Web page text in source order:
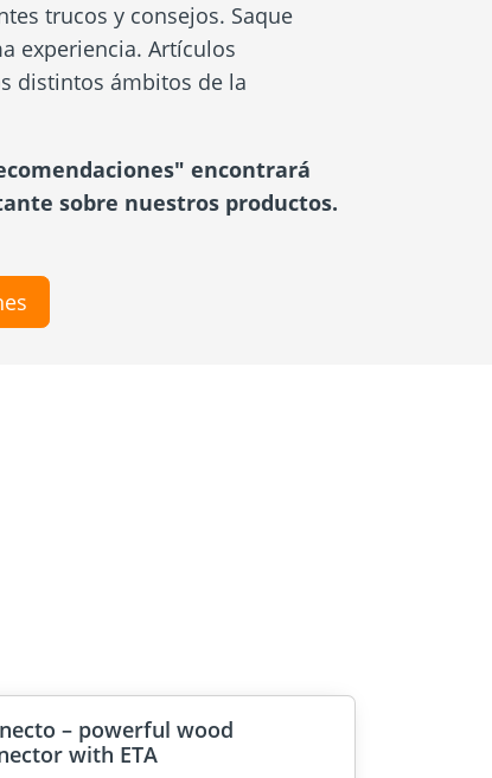
trucos y consejos. Saque
experiencia. Artículos
distintos ámbitos de la
encontrará
sobre nuestros productos.
– powerful wood
with ETA